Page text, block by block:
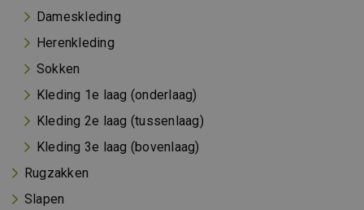
Dameskleding
Herenkleding
Sokken
Kleding 1e laag (onderlaag)
Kleding 2e laag (tussenlaag)
Kleding 3e laag (bovenlaag)
Rugzakken
Slapen